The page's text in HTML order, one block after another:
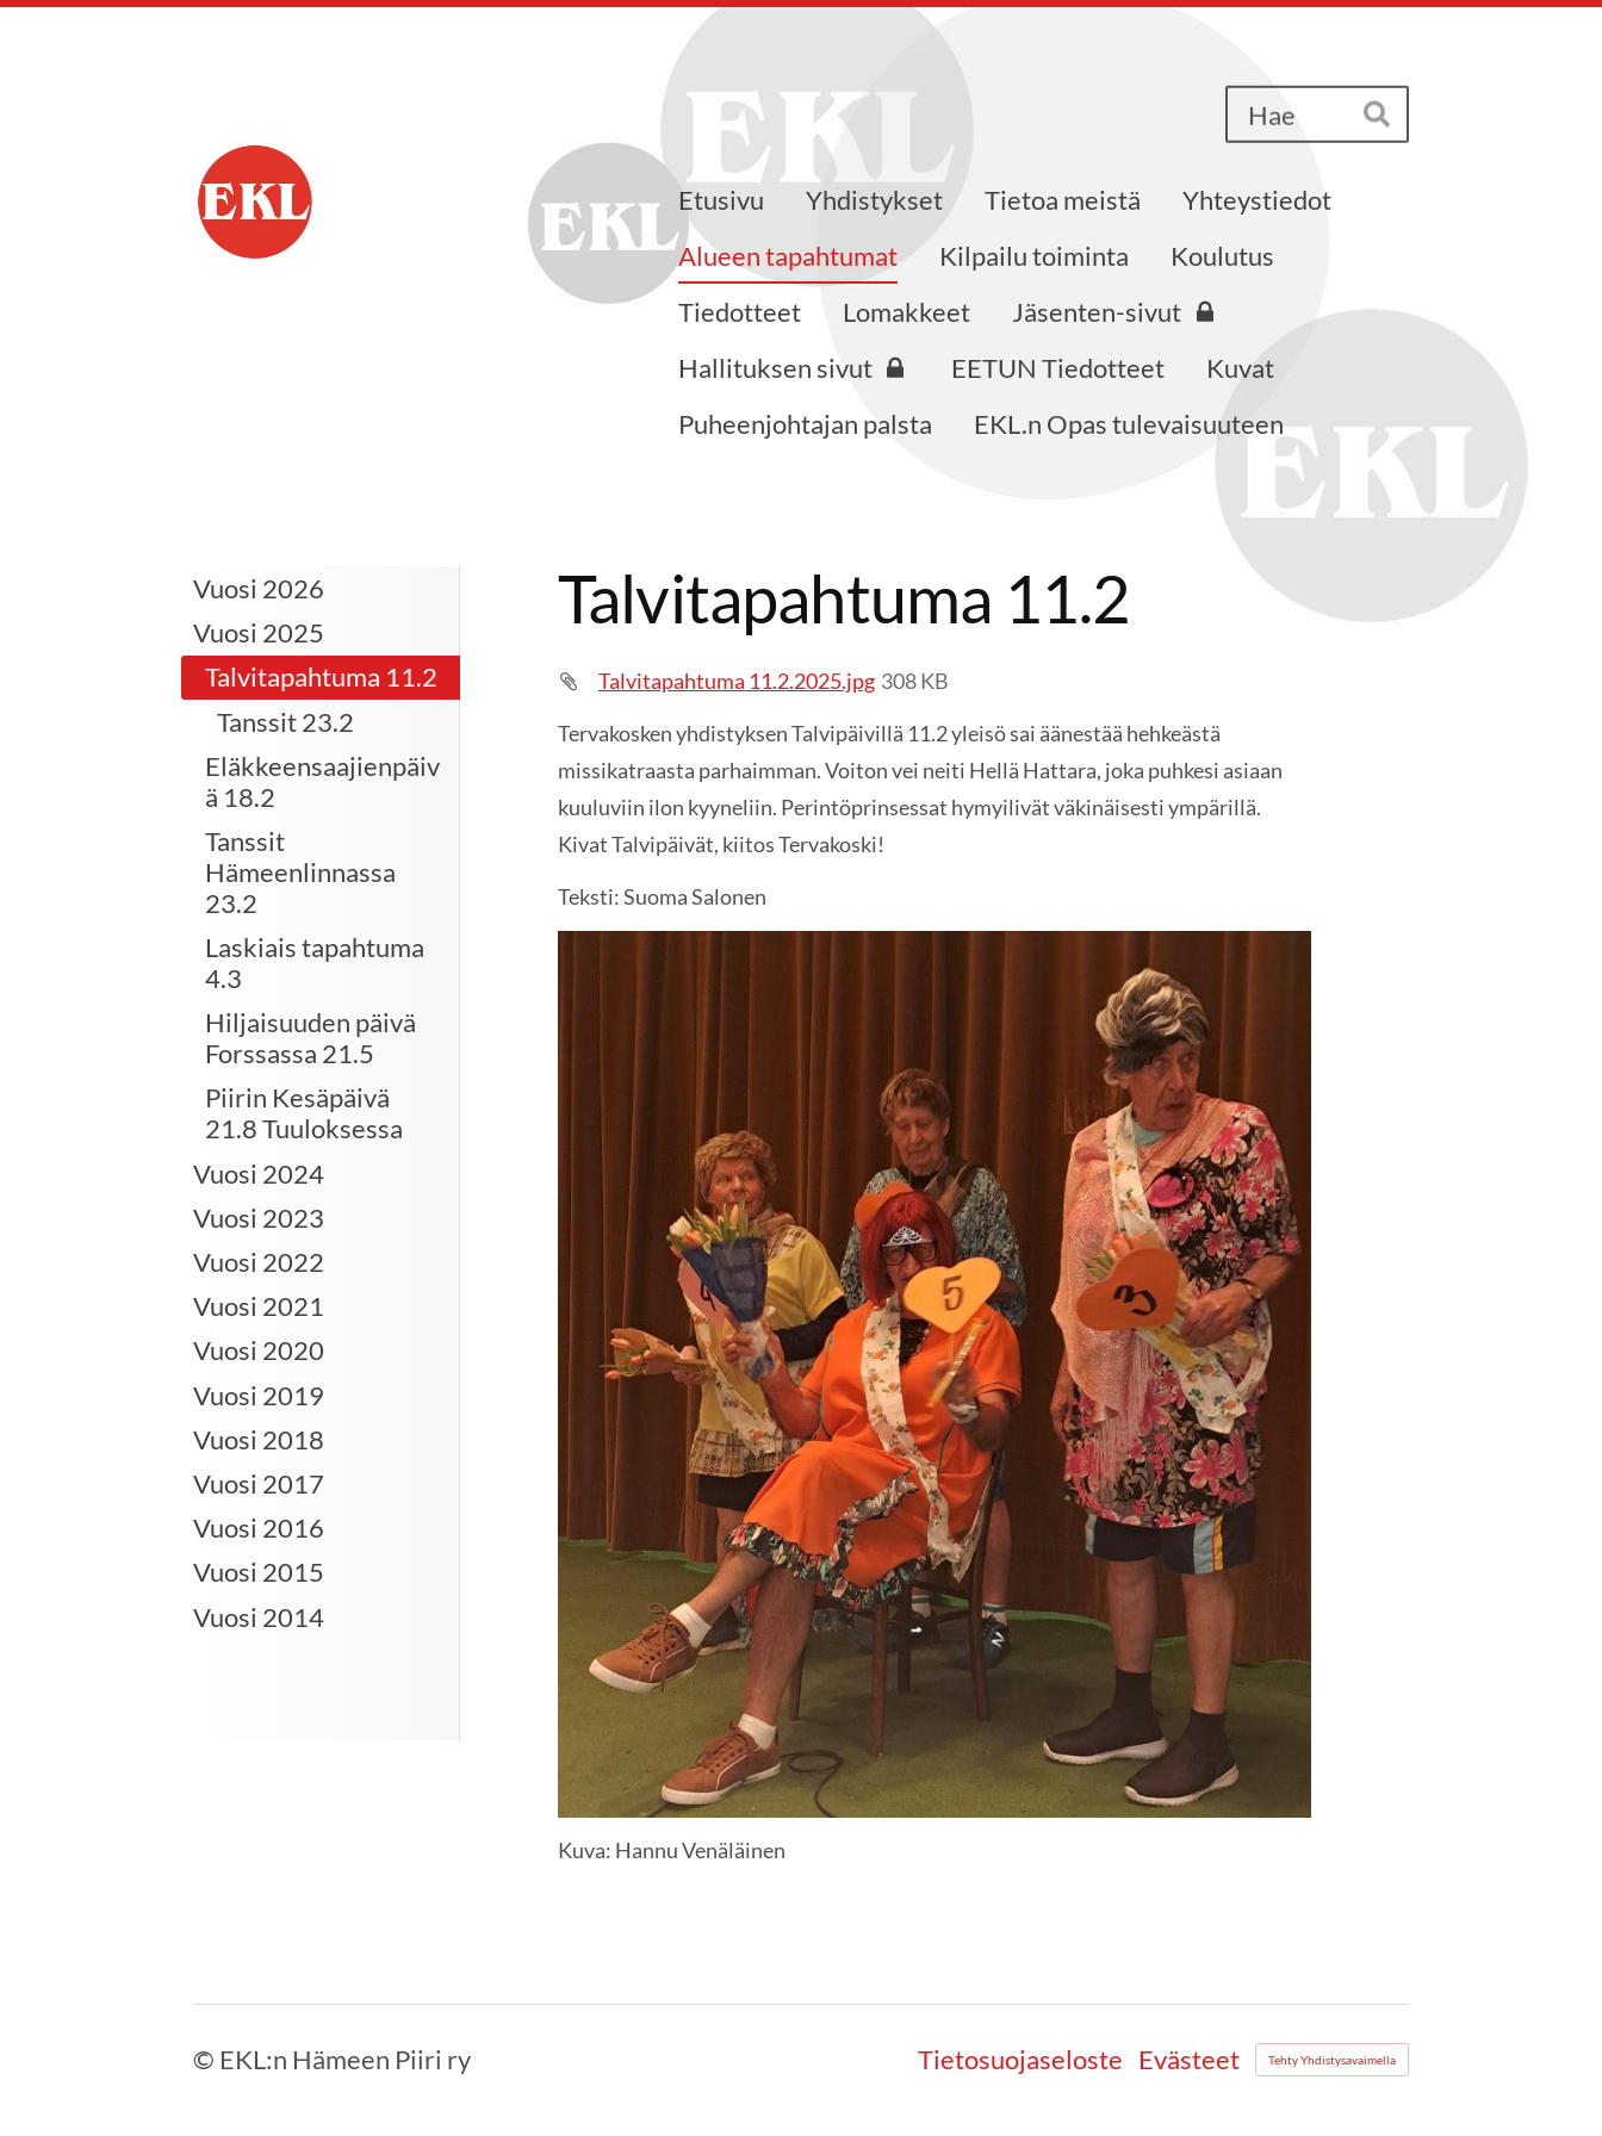
Hae
EKL:n Hämeen Piiri ry Etusivu Yhdistykset Tietoa meistä
Yhteystiedot
Alueen tapahtumat
Kilpailu toiminta
Koulutus
Tiedotteet
Lomakkeet
Jäsenten-sivut
Hallituksen sivut
EETUN Tiedotteet
Kuvat
Puheenjohtajan palsta
EKL.n Opas tulevaisuuteen
Vuosi 2026
Vuosi 2025
Talvitapahtuma 11.2
Tanssit 23.2
Eläkkeensaajienpäiv
ä 18.2
Tanssit
Hämeenlinnassa
23.2
Laskiais tapahtuma
4.3
Hiljaisuuden päivä
Forssassa 21.5
Piirin Kesäpäivä
21.8 Tuuloksessa
Vuosi 2024
Vuosi 2023
Vuosi 2022
Vuosi 2021
Vuosi 2020
Vuosi 2019
Vuosi 2018
Vuosi 2017
Vuosi 2016
Vuosi 2015
Vuosi 2014
Talvitapahtuma 11.2
Talvitapahtuma 11.2.2025.jpg 308 KB
Tervakosken yhdistyksen Talvipäivillä 11.2 yleisö sai äänestää hehkeästä
missikatraasta parhaimman. Voiton vei neiti Hellä Hattara, joka puhkesi asiaan
kuuluviin ilon kyyneliin. Perintöprinsessat hymyilivät väkinäisesti ympärillä.
Kivat Talvipäivät, kiitos Tervakoski!
Teksti: Suoma Salonen
Kuva: Hannu Venäläinen
© EKL:n Hämeen Piiri ry Tietosuojaseloste Evästeet Tehty Yhdistysavaimella